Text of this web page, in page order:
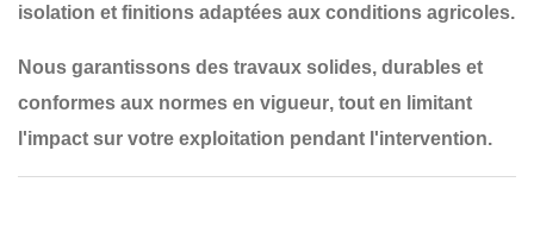
isolation et finitions adaptées aux conditions agricoles.
Nous garantissons des travaux solides, durables et
conformes aux normes en vigueur, tout en limitant
l'impact sur votre exploitation pendant l'intervention.